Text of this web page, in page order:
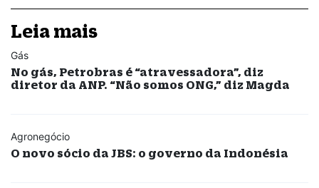
Leia mais
Gás
No gás, Petrobras é “atravessadora”, diz
diretor da ANP. “Não somos ONG,” diz Magda
Agronegócio
O novo sócio da JBS: o governo da Indonésia